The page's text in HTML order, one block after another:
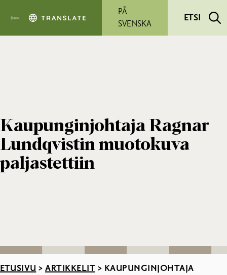
PÅ
SVENSKA
ETSI
Kaupunginjohtaja Ragnar
Lundqvistin muotokuva
paljastettiin
ETUSIVU > ARTIKKELIT > KAUPUNGINJOHTAJA